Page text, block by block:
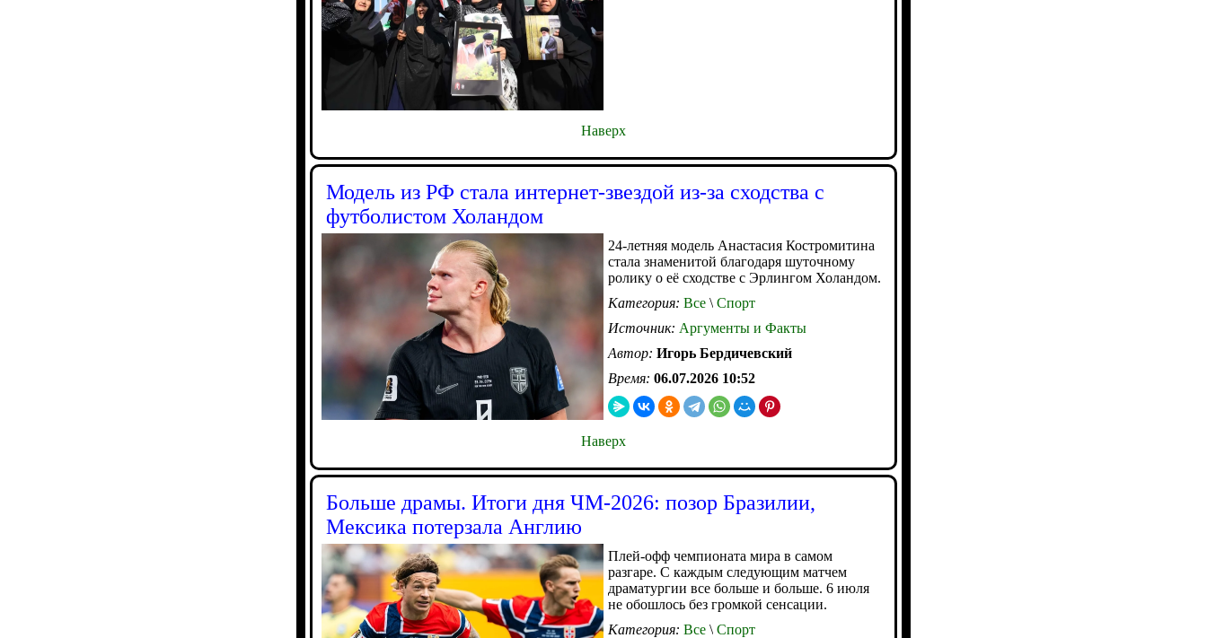
Наверх
Модель из РФ стала интернет-звездой из-за сходства с
футболистом Холандом
24-летняя модель Анастасия Костромитина
стала знаменитой благодаря шуточному
ролику о её сходстве с Эрлингом Холандом.
Категория: Все \ Спорт
Источник: Аргументы и Факты
Автор: Игорь Бердичевский
Время: 06.07.2026 10:52
Наверх
Больше драмы. Итоги дня ЧМ-2026: позор Бразилии,
Мексика потерзала Англию
Плей-офф чемпионата мира в самом
разгаре. С каждым следующим матчем
драматургии все больше и больше. 6 июля
не обошлось без громкой сенсации.
Категория: Все \ Спорт